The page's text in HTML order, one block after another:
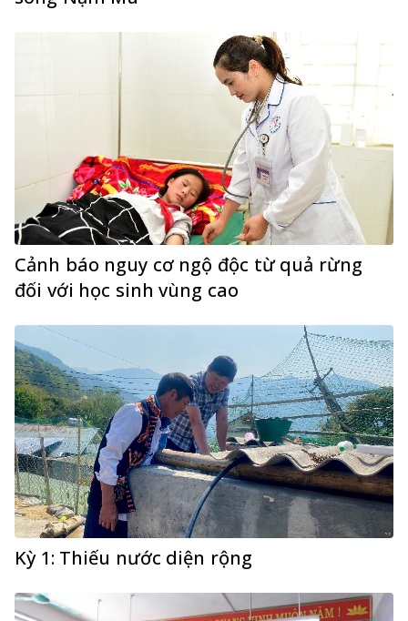
Cảnh báo nguy cơ ngộ độc từ quả rừng
đối với học sinh vùng cao
Kỳ 1: Thiếu nước diện rộng